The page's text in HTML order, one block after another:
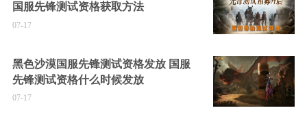
国服先锋测试资格获取方法
07-17
黑色沙漠国服先锋测试资格发放 国服
先锋测试资格什么时候发放
07-17